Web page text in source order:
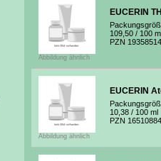
Abbildung ähnlich
EUCERIN
109,50 / 100
PZN 19358514
Abbildung ähnlich
EUCERIN
10,38 / 100 ml
PZN 16510884